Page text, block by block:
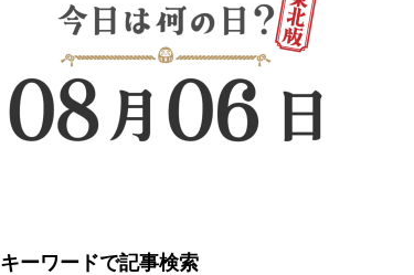
キーワードで記事検索